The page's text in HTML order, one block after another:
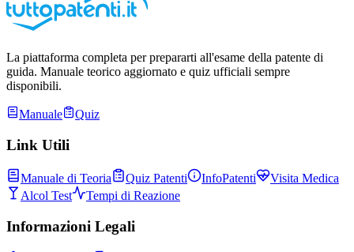
La piattaforma completa per prepararti all'esame della patente di
guida. Manuale teorico aggiornato e quiz ufficiali sempre
disponibili.
Manuale Quiz
Link Utili
Manuale di Teoria Quiz Patenti InfoPatenti
Visita Medica
Alcol Test
Tempi di Reazione
Informazioni Legali